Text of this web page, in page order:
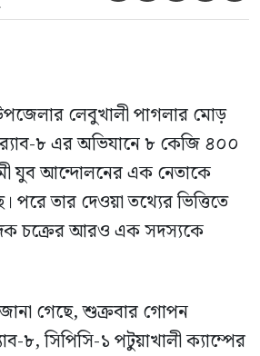
লেবুখালী পাগলার মোড়
৮ এর অভিযানে ৮ কেজি ৪০০
যুব আন্দোলনের এক নেতাকে
পরে তার দেওয়া তথ্যের ভিত্তিতে
চক্রের আরও এক সদস্যকে
গেছে, শুক্রবার গোপন
৮, সিপিসি-১ পটুয়াখালী ক্যাম্পের